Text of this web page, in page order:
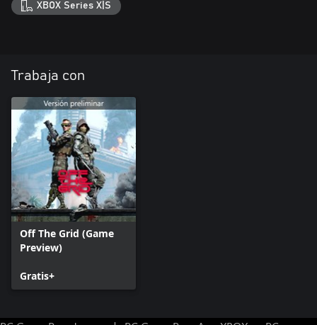
XBOX Series X|S
Trabaja con
Off The Grid (Game
Preview)
Gratis+